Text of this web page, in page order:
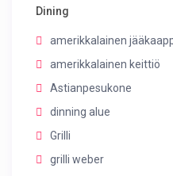
Dining
amerikkalainen
amerikkalainen keittiö
Astianpesukone
dinning alue
Grilli
grilli weber